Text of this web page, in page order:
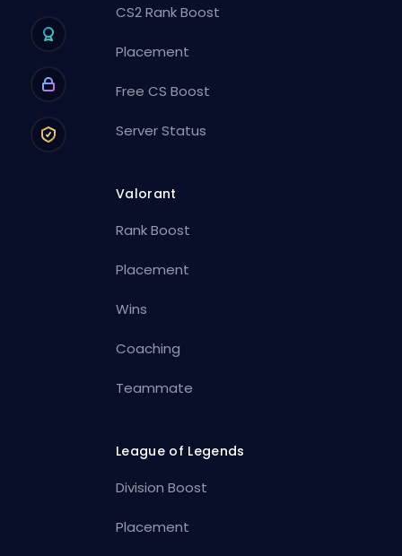
CS2 Rank Boost
Placement
Free CS Boost
Server Status
Valorant
Rank Boost
Placement
Wins
Coaching
Teammate
League of Legends
Division Boost
Placement